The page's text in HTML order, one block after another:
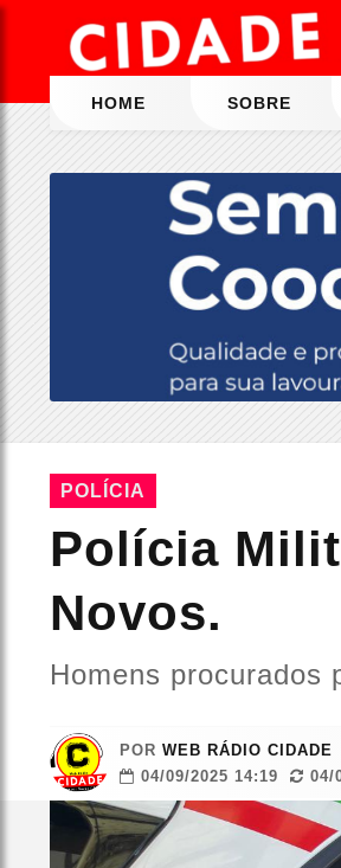
HOME SOBRE
POLÍCIA
Polícia
Novos.
Homens procurados
POR WEB RÁDIO CIDADE
04/09/2025 14:19
04/